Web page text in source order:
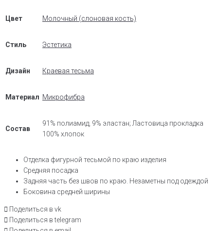
Цвет Молочный (слоновая кость)
Стиль Эстетика
Дизайн Краевая тесьма
Материал Микрофибра
Состав
91% полиамид, 9% эластан; Ластовица прокладка
100% хлопок
Отделка фигурной тесьмой по краю изделия
Средняя посадка
Задняя часть без швов по краю. Незаметны под одеждой
Боковина средней ширины
Поделиться в vk
Поделиться в telegram